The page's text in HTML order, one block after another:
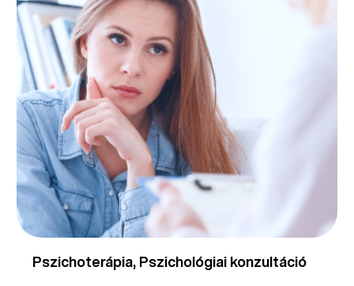
Pszichoterápia, Pszichológiai konzultáció